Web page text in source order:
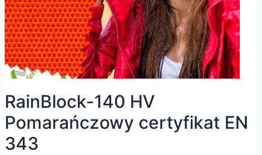
RainBlock-140 HV
Pomarańczowy certyfikat EN
343